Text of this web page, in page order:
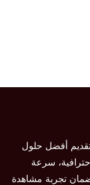
جاهز دائمًا لتقديم أفضل حلول
سرعة
تجربة مشاهدة